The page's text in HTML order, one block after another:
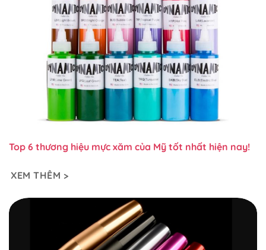
Top 6 thương hiệu mực xăm của Mỹ tốt nhất hiện nay!
XEM THÊM >